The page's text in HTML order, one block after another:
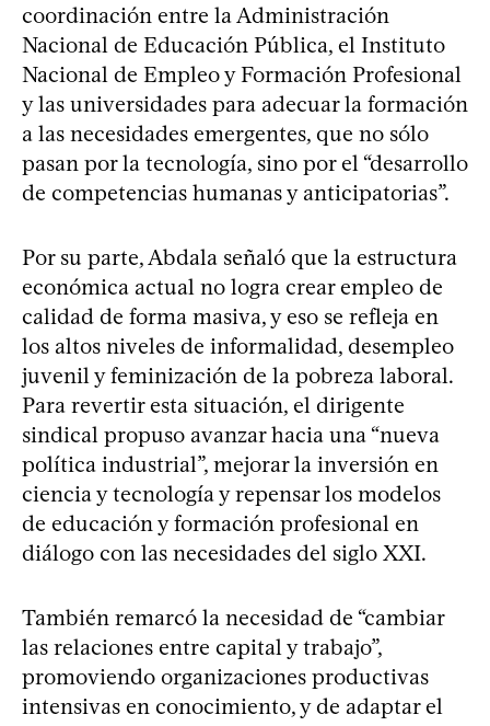
coordinación entre la Administración
Nacional de Educación Pública, el Instituto
Nacional de Empleo y Formación Profesional
y las universidades para adecuar la formación
a las necesidades emergentes, que no sólo
pasan por la tecnología, sino por el “desarrollo
de competencias humanas y anticipatorias”.
Por su parte, Abdala señaló que la estructura
económica actual no logra crear empleo de
calidad de forma masiva, y eso se refleja en
los altos niveles de informalidad, desempleo
juvenil y feminización de la pobreza laboral.
Para revertir esta situación, el dirigente
sindical propuso avanzar hacia una “nueva
política industrial”, mejorar la inversión en
ciencia y tecnología y repensar los modelos
de educación y formación profesional en
diálogo con las necesidades del siglo XXI.
También remarcó la necesidad de “cambiar
las relaciones entre capital y trabajo”,
promoviendo organizaciones productivas
intensivas en conocimiento, y de adaptar el